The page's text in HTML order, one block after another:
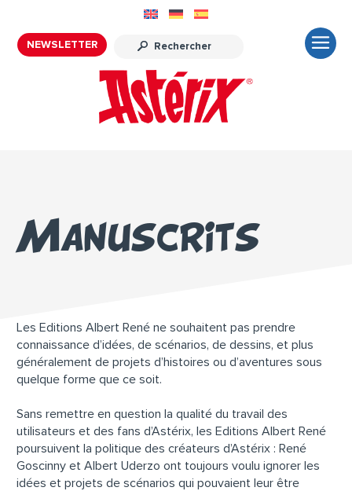
NEWSLETTER
Manuscrits
Les Editions Albert René ne souhaitent pas prendre
connaissance d’idées, de scénarios, de dessins, et plus
généralement de projets d’histoires ou d’aventures sous
quelque forme que ce soit.
Sans remettre en question la qualité du travail des
utilisateurs et des fans d’Astérix, les Editions Albert René
poursuivent la politique des créateurs d’Astérix : René
Goscinny et Albert Uderzo ont toujours voulu ignorer les
idées et projets de scénarios qui pouvaient leur être